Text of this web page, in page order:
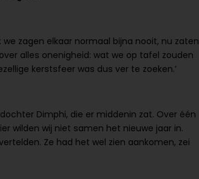
zagen elkaar normaal bijna nooit, nu zaten
alles onenigheid: wat we op tafel zouden
kerstsfeer was dus ver te zoeken.’
Dimphi, die er middenin zat. Over één
wilden wij niet samen het nieuwe jaar in.
Ze had het wel zien aankomen, zei